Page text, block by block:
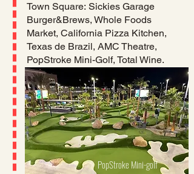
Town Square: Sickies Garage
Burger&Brews, Whole Foods
Market, California Pizza Kitchen,
Texas de Brazil, AMC Theatre,
PopStroke Mini-Golf, Total Wine.
PopStroke Mini-golf